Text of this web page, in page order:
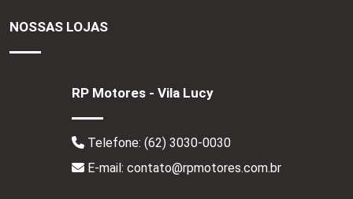
NOSSAS LOJAS
RP Motores - Vila Lucy
Telefone: (62) 3030-0030
E-mail: contato@rpmotores.com.br